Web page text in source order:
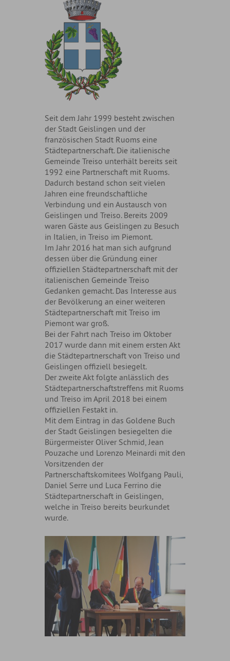
Seit dem Jahr 1999 besteht zwischen
der Stadt Geislingen und der
französischen Stadt Ruoms eine
Städtepartnerschaft. Die italienische
Gemeinde Treiso unterhält bereits seit
1992 eine Partnerschaft mit Ruoms.
Dadurch bestand schon seit vielen
Jahren eine freundschaftliche
Verbindung und ein Austausch von
Geislingen und Treiso. Bereits 2009
waren Gäste aus Geislingen zu Besuch
in Italien, in Treiso im Piemont.
Im Jahr 2016 hat man sich aufgrund
dessen über die Gründung einer
offiziellen Städtepartnerschaft mit der
italienischen Gemeinde Treiso
Gedanken gemacht. Das Interesse aus
der Bevölkerung an einer weiteren
Städtepartnerschaft mit Treiso im
Piemont war groß.
Bei der Fahrt nach Treiso im Oktober
2017 wurde dann mit einem ersten Akt
die Städtepartnerschaft von Treiso und
Geislingen offiziell besiegelt.
Der zweite Akt folgte anlässlich des
Städtepartnerschaftstreffens mit Ruoms
und Treiso im April 2018 bei einem
offiziellen Festakt in.
Mit dem Eintrag in das Goldene Buch
der Stadt Geislingen besiegelten die
Bürgermeister Oliver Schmid, Jean
Pouzache und Lorenzo Meinardi mit den
Vorsitzenden der
Partnerschaftskomitees Wolfgang Pauli,
Daniel Serre und Luca Ferrino die
Städtepartnerschaft in Geislingen,
welche in Treiso bereits beurkundet
wurde.